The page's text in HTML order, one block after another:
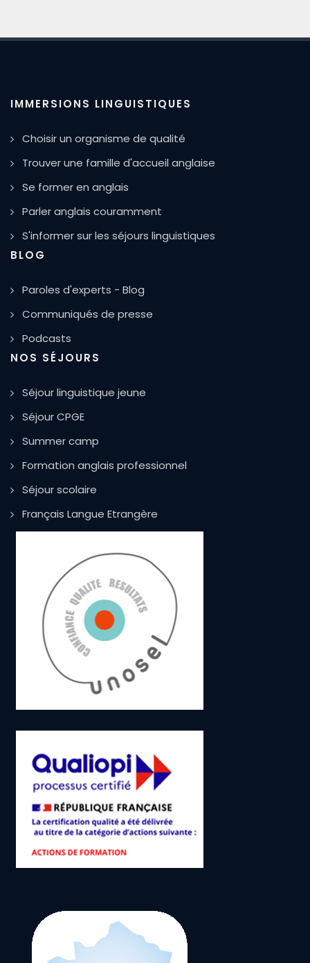
IMMERSIONS LINGUISTIQUES
Choisir un organisme de qualité
Trouver une famille d'accueil anglaise
Se former en anglais
Parler anglais couramment
S'informer sur les séjours linguistiques
BLOG
Paroles d'experts - Blog
Communiqués de presse
Podcasts
NOS SÉJOURS
Séjour linguistique jeune
Séjour CPGE
Summer camp
Formation anglais professionnel
Séjour scolaire
Français Langue Etrangère